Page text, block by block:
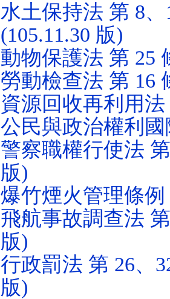
水土保持法 第 8、
(105.11.30 版)
動物保護法 第 25
勞動檢查法 第 16
資源回收再利用法
公民與政治權利國
警察職權行使法
版)
爆竹煙火管理條例
飛航事故調查法
版)
行政罰法 第 26、
版)